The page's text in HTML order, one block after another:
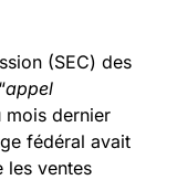
(SEC) des
appel
mois dernier
fédéral avait
les ventes